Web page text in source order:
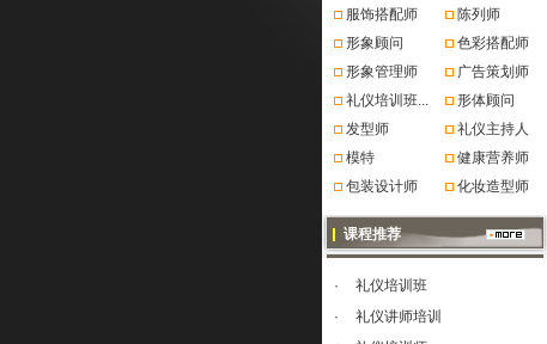
服饰搭配师
陈列师
形象顾问
色彩搭配师
形象管理师
广告策划师
礼仪培训班...
形体顾问
发型师
礼仪主持人
模特
健康营养师
包装设计师
化妆造型师
课程推荐
·
礼仪培训班
·
礼仪讲师培训